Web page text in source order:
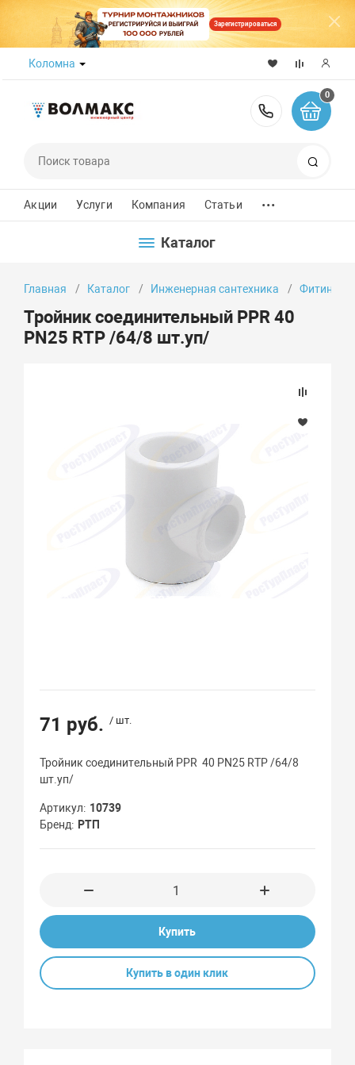
Зарегистрироваться
Коломна
8 (800)
0
Акции Услуги Компания Статьи ...
Каталог
Главная Каталог Инженерная сантехника Фитинги
Тройник соединительный PPR 40
PN25 RTP /64/8 шт.уп/
71 руб. / шт.
Тройник соединительный PPR 40 PN25 RTP /64/8
шт.уп/
Артикул
10739
Бренд
РТП
Купить
Купить в один клик